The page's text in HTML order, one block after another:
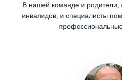
В нашей команде и
инвалидов, и специалисты
профессиональные